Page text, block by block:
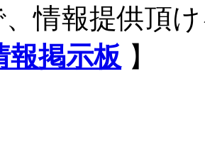
情報提供頂
報掲示板 】